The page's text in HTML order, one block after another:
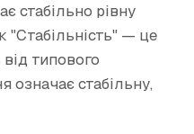
стабільно рівну
"Стабільність" — це
типового
означає стабільну,